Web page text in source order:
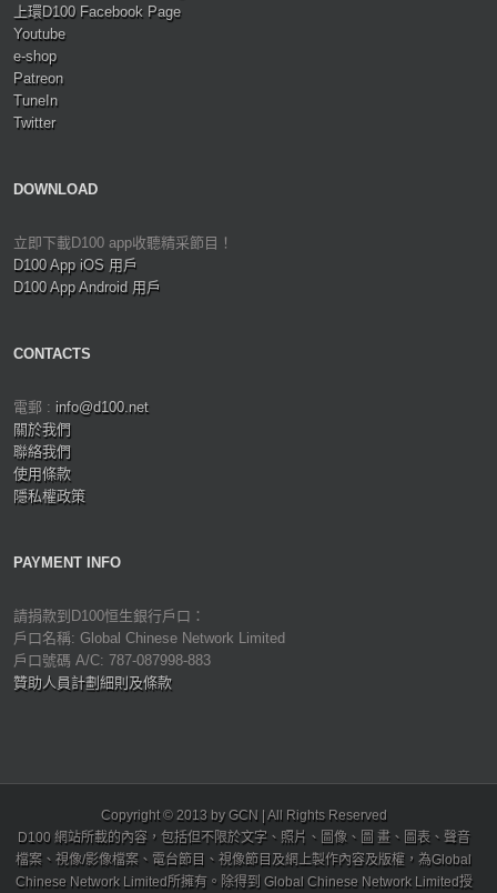
上環D100 Facebook Page
Youtube
e-shop
Patreon
TuneIn
Twitter
DOWNLOAD
立即下載D100 app收聽精采節目！
D100 App iOS 用戶
D100 App Android 用戶
CONTACTS
電郵 : info@d100.net
關於我們
聯絡我們
使用條款
隱私權政策
PAYMENT INFO
請捐款到D100恒生銀行戶口：
戶口名稱: Global Chinese Network Limited
戶口號碼 A/C: 787-087998-883
贊助人員計劃細則及條款
Copyright © 2013 by GCN | All Rights Reserved
D100 網站所載的內容，包括但不限於文字、照片、圖像、圖 畫、圖表、聲音
檔案、視像/影像檔案、電台節目、視像節目及網上製作內容及版權，為Global
Chinese Network Limited所擁有。除得到 Global Chinese Network Limited授